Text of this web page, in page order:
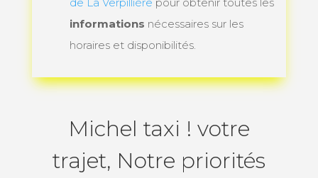
informations nécessaires sur les
horaires et disponibilités.
Michel taxi ! votre
trajet, Notre priorités